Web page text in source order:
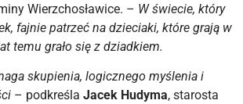
Wierzchosławice. – W świecie, który
fajnie patrzeć na dzieciaki, które grają w
temu grało się z dziadkiem.
skupienia, logicznego myślenia i
– podkreśla Jacek Hudyma, starosta